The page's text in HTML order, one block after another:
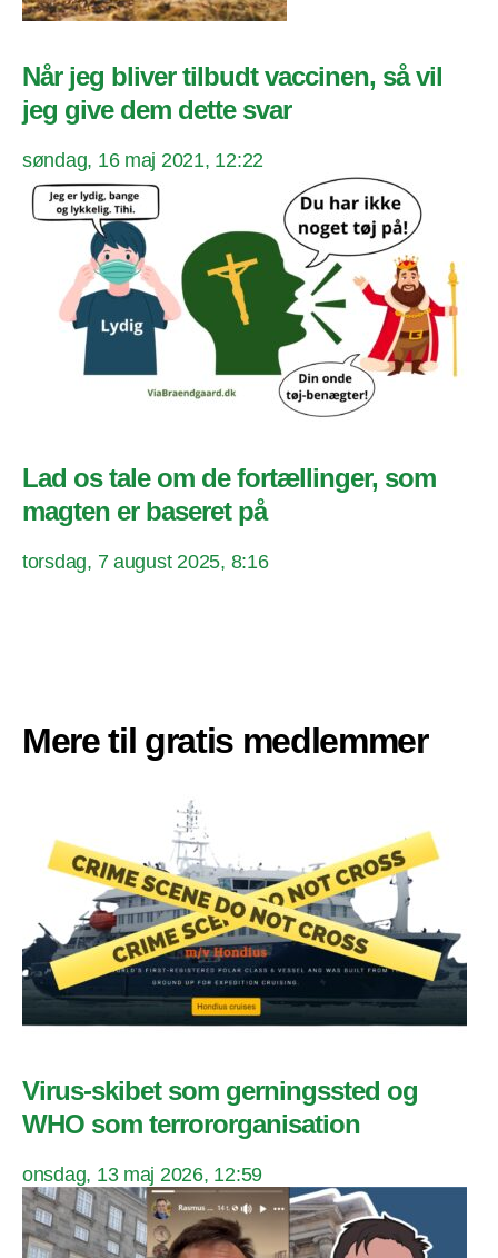
Når jeg bliver tilbudt vaccinen, så vil
jeg give dem dette svar
søndag, 16 maj 2021, 12:22
Lad os tale om de fortællinger, som
magten er baseret på
torsdag, 7 august 2025, 8:16
Mere til gratis medlemmer
Virus-skibet som gerningssted og
WHO som terrororganisation
onsdag, 13 maj 2026, 12:59